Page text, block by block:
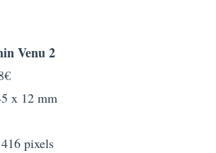
Venu 2
x 12 mm
pixels